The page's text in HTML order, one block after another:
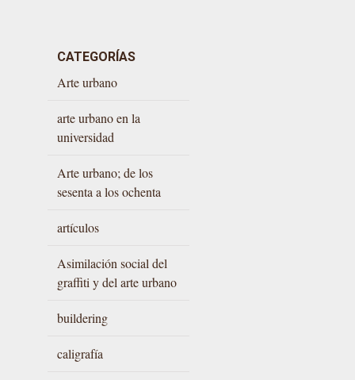
CATEGORÍAS
Arte urbano
arte urbano en la
universidad
Arte urbano; de los
sesenta a los ochenta
artículos
Asimilación social del
graffiti y del arte urbano
buildering
caligrafía